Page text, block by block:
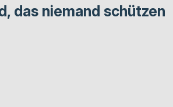
das niemand schützen